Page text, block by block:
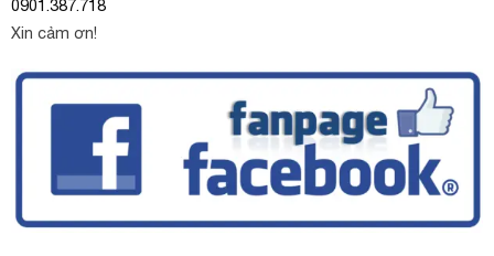
0901.387.718
Xin cảm ơn!